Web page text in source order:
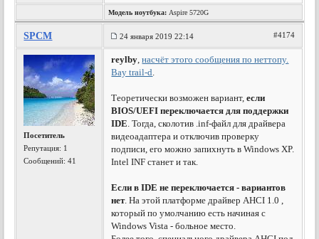
Модель ноутбука: Aspire 5720G
SPCM 24 января 2019 22:14 #4174
Посетитель
Репутация: 1
Сообщений: 41
reylby,насчёт этого сообщения по неттопу.
Bay trail-d.
Теоретически возможен вариант,если
BIOS/UEFI переключается для поддержки
IDE. Тогда, сколотив .inf-файл для драйвера
видеоадаптера и отключив проверку
подписи, его можно запихнуть в Windows XP.
Intel INF станет и так.
Если в IDE не переключается - вариантов
нет. На этой платформе драйвер AHCI 1.0 ,
который по умолчанию есть начиная с
Windows Vista - больное место.